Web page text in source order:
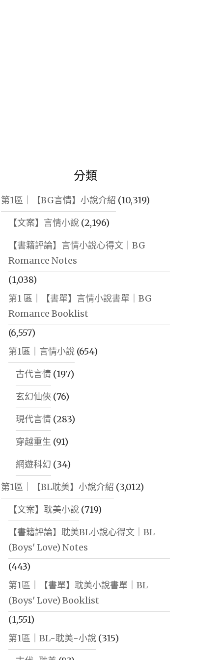
分類
第1區｜【BG言情】小說介紹 (10,319)
【文案】言情小說(2,196)
【書籍評論】言情小說心得文｜BG
Romance Notes
(1,038)
第1 區｜【書單】言情小說書單｜BG
Romance Booklist
(6,557)
第1區｜言情小說(654)
古代言情(197)
玄幻仙俠 (76)
現代言情(283)
穿越重生 (91)
網遊科幻 (34)
第1區｜【BL耽美】小說介紹 (3,012)
【文案】耽美小說(719)
【書籍評論】耽美BL小說心得文｜BL
(Boys' Love) Notes
(443)
第1區｜【書單】耽美小說書單｜BL
(Boys' Love) Booklist
(1,551)
第1區｜BL-耽美-小說(315)